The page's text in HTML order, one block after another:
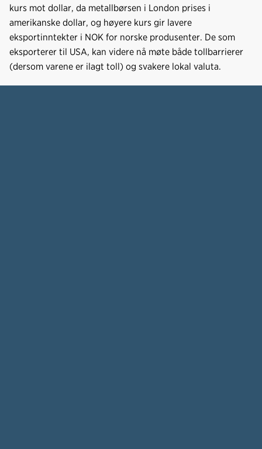
kurs mot dollar, da metallbørsen i London prises i
amerikanske dollar, og høyere kurs gir lavere
eksportinntekter i NOK for norske produsenter. De som
eksporterer til USA, kan videre nå møte både tollbarrierer
(dersom varene er ilagt toll) og svakere lokal valuta.